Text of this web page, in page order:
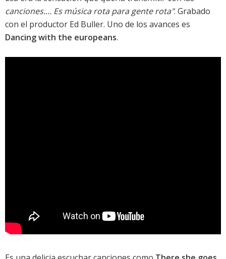
canciones.… Es música rota para gente rota". Grabado
con el productor Ed Buller. Uno de los avances es
Dancing with the europeans.